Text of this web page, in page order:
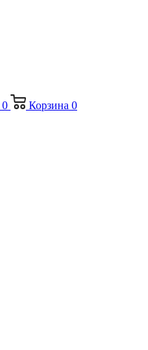
0 Корзина 0